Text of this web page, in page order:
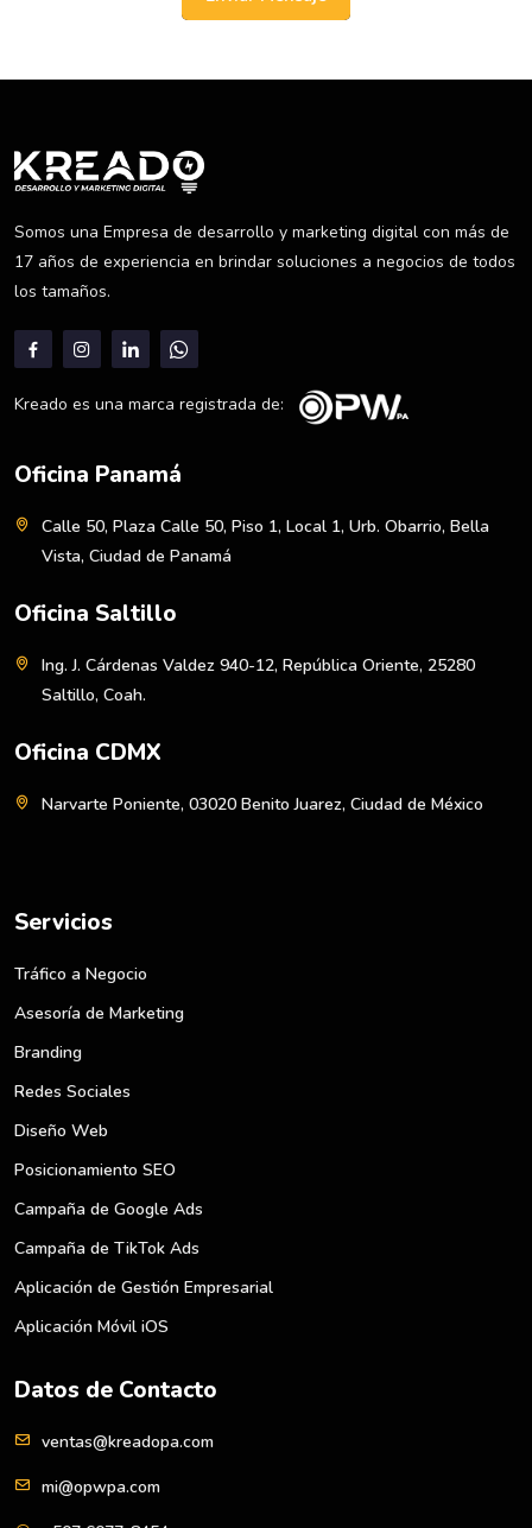
Somos una Empresa de desarrollo y marketing digital con más de
17 años de experiencia en brindar soluciones a negocios de todos
los tamaños.
Kreado es una marca registrada de:
Oficina Panamá
Calle 50, Plaza Calle 50, Piso 1, Local 1, Urb. Obarrio, Bella
Vista, Ciudad de Panamá
Oficina Saltillo
Ing. J. Cárdenas Valdez 940-12, República Oriente, 25280
Saltillo, Coah.
Oficina CDMX
Narvarte Poniente, 03020 Benito Juarez, Ciudad de México
Servicios
Tráfico a Negocio
Asesoría de Marketing
Branding
Redes Sociales
Diseño Web
Posicionamiento SEO
Campaña de Google Ads
Campaña de TikTok Ads
Aplicación de Gestión Empresarial
Aplicación Móvil iOS
Datos de Contacto
ventas@kreadopa.com
mi@opwpa.com